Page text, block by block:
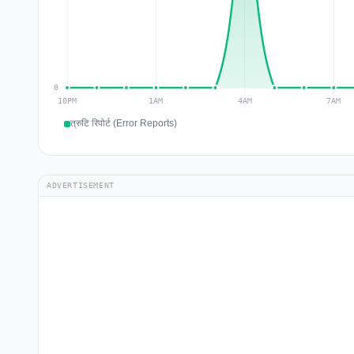
त्रुटि रिपोर्ट (Error Reports)
ADVERTISEMENT